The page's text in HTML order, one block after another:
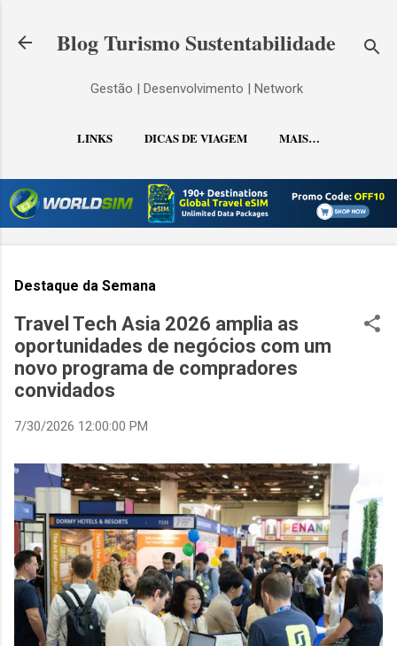
Blog Turismo Sustentabilidade
Gestão | Desenvolvimento | Network
LINKS DICAS DE VIAGEM MAIS…
CONTATO
Destaque da Semana
Travel Tech Asia 2026 amplia as
oportunidades de negócios com um
novo programa de compradores
convidados
7/30/2026 12:00:00 PM